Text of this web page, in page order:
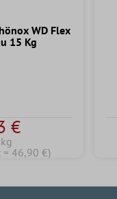
WD Flex
15 Kg
€
= 46,90 €)